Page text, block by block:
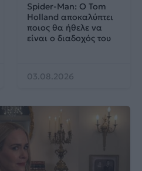
Spider-Man: Ο Tom
Holland αποκαλύπτει
ποιος θα ήθελε να
είναι ο διαδοχός του
03.08.2026